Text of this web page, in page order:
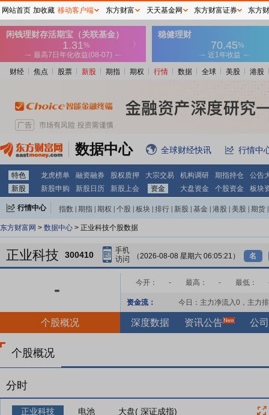
财经 焦点 股票 新股 期指 期权 行情 数据 全球 美股 港股
数据中心 全球财经快讯 行情中
特色 龙虎榜单 融资融券 股权质押 大宗交易 机构调研 期指持仓
公告
新股
新股申购 新股日历 新股上会 资金 大盘资金 个股资金 板块
行情中心 指数 期指 期权 个股 板块 排行 新股 基金 港股 美股 期货
东方财富网 > 数据中心 > 正业科技个股数据
正业科技 300410 （2026-08-08 星期六 06:05:21） 名
- 今开： - 最高： - 最低：
资金流： 今日：主力净流入0 ，主力
个股概况 深度数据 资讯公告 公
个股概况
分时
正业科技 电池 大盘( 深证成指)
网站首页 加收藏 移动客户端 东方财富 天天基金网 东方财富证券 东方